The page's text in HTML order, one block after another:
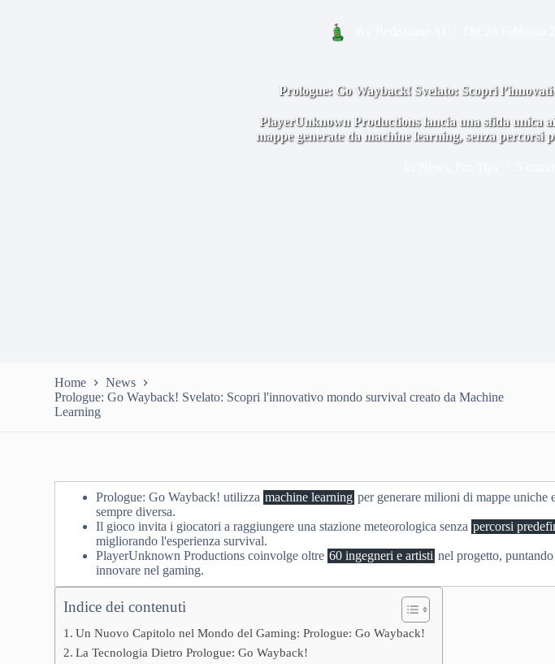
Prologue: Go Wayback! Svelato: Scopri
PlayerUnknown Productions lancia una sfida unica
mappe generate da machine learning, senza
Home
News
Prologue: Go Wayback! Svelato: Scopri l'innovativo mondo survival creato da Machine
Learning
Prologue: Go Wayback! utilizza machine learning per generare milioni di mappe uniche
sempre diversa.
Il gioco invita i giocatori a raggiungere una stazione meteorologica senza percorsi
migliorando l'esperienza survival.
PlayerUnknown Productions coinvolge oltre 60 ingegneri e artisti nel progetto,
innovare nel gaming.
Indice dei contenuti
Un Nuovo Capitolo nel Mondo del Gaming: Prologue: Go Wayback!
La Tecnologia Dietro Prologue: Go Wayback!